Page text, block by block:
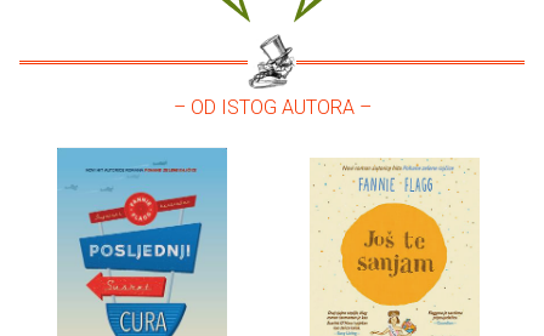
– OD ISTOG AUTORA –